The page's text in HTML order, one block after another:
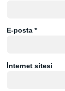
E-posta *
İnternet sitesi